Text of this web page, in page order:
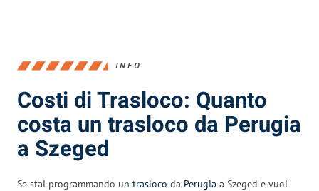
INFO
Costi di Trasloco: Quanto
costa un trasloco da Perugia
a Szeged
Se stai programmando un trasloco da Perugia a Szeged e vuoi